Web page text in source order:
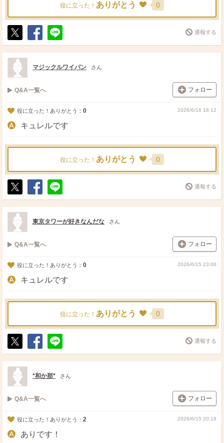
役に立った！ ありがとう 0
ポ
ス
ト
シ
ェ
送
る
通報する
マジックルワイパン さん
Q&A一覧へ フォロー
役に立った！ありがとう： 0 2026/6/16 18:12
キュレルです
役に立った！ ありがとう 0
ポ
ス
ト
シ
ェ
送
る
通報する
東京タワーが好きなんだな さん
Q&A一覧へ フォロー
役に立った！ありがとう： 0 2026/6/15 23:00
キュレルです
役に立った！ ありがとう 0
ポ
ス
ト
シ
ェ
送
る
通報する
*和か那* さん
Q&A一覧へ フォロー
役に立った！ありがとう： 2 2026/6/15 20:18
ありです！